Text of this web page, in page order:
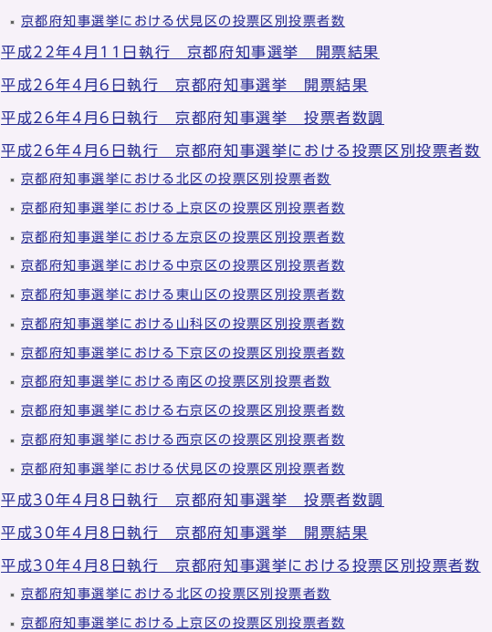
京都府知事選挙における伏見区の投票区別投票者数
平成22年4月11日執行 京都府知事選挙 開票結果
平成26年4月6日執行 京都府知事選挙 開票結果
平成26年4月6日執行 京都府知事選挙 投票者数調
平成26年4月6日執行 京都府知事選挙における投票区別投票者数
京都府知事選挙における北区の投票区別投票者数
京都府知事選挙における上京区の投票区別投票者数
京都府知事選挙における左京区の投票区別投票者数
京都府知事選挙における中京区の投票区別投票者数
京都府知事選挙における東山区の投票区別投票者数
京都府知事選挙における山科区の投票区別投票者数
京都府知事選挙における下京区の投票区別投票者数
京都府知事選挙における南区の投票区別投票者数
京都府知事選挙における右京区の投票区別投票者数
京都府知事選挙における西京区の投票区別投票者数
京都府知事選挙における伏見区の投票区別投票者数
平成30年4月8日執行 京都府知事選挙 投票者数調
平成30年4月8日執行 京都府知事選挙 開票結果
平成30年4月8日執行 京都府知事選挙における投票区別投票者数
京都府知事選挙における北区の投票区別投票者数
京都府知事選挙における上京区の投票区別投票者数